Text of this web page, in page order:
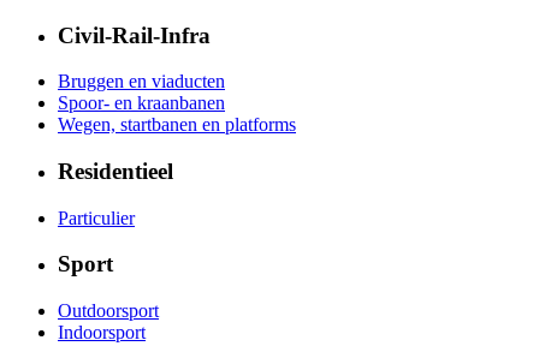
Civil-Rail-Infra
Bruggen en viaducten
Spoor- en kraanbanen
Wegen, startbanen en platforms
Residentieel
Particulier
Sport
Outdoorsport
Indoorsport